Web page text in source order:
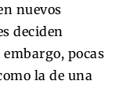
nuevos
deciden
pocas
la de una